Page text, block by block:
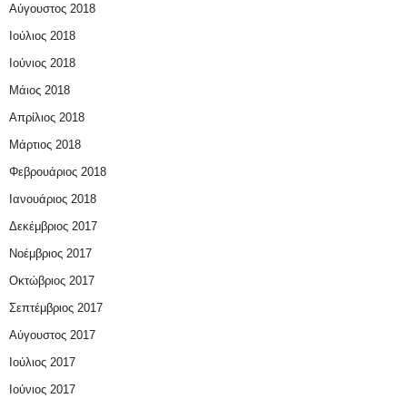
Αύγουστος 2018
Ιούλιος 2018
Ιούνιος 2018
Μάιος 2018
Απρίλιος 2018
Μάρτιος 2018
Φεβρουάριος 2018
Ιανουάριος 2018
Δεκέμβριος 2017
Νοέμβριος 2017
Οκτώβριος 2017
Σεπτέμβριος 2017
Αύγουστος 2017
Ιούλιος 2017
Ιούνιος 2017